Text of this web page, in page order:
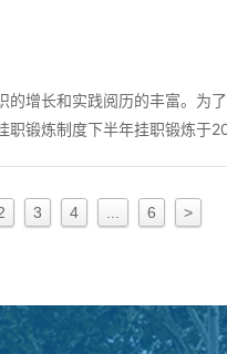
增长和实践阅历的丰富。为
锻炼制度下半年挂职锻炼于
3 4 6 >